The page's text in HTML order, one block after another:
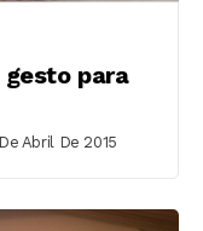
gesto para
Abril De 2015